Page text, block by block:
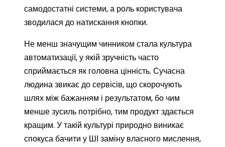
самодостатні системи, а роль користувача
зводилася до натискання кнопки.
Не менш значущим чинником стала культура
автоматизації, у якій зручність часто
сприймається як головна цінність. Сучасна
людина звикає до сервісів, що скорочують
шлях між бажанням і результатом, бо чим
менше зусиль потрібно, тим продукт здається
кращим. У такій культурі природно виникає
спокуса бачити у ШІ заміну власного мислення,